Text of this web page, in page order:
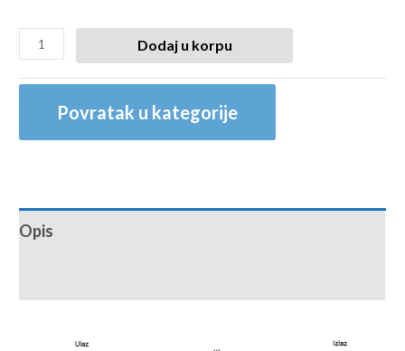
Dodaj u korpu
Povratak u kategorije
Opis